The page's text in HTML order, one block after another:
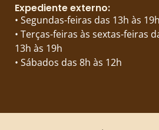
Expediente externo:
• Segundas-feiras das 13h às 19h
• Terças-feiras às sextas-feiras
13h às 19h
• Sábados das 8h às 12h